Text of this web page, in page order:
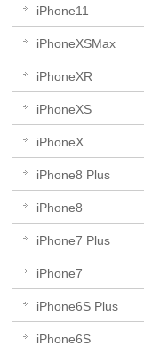
iPhone11
iPhoneXSMax
iPhoneXR
iPhoneXS
iPhoneX
iPhone8 Plus
iPhone8
iPhone7 Plus
iPhone7
iPhone6S Plus
iPhone6S